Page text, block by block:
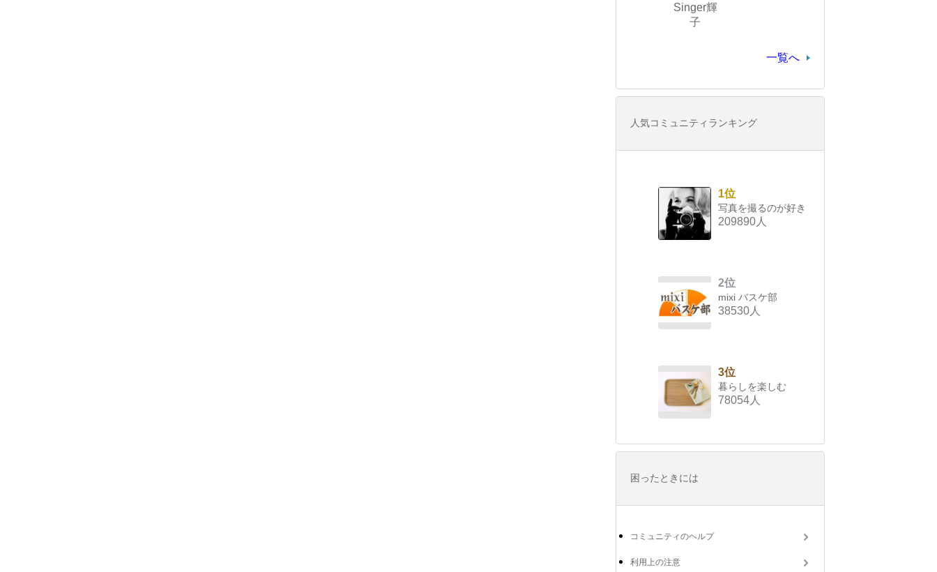
Singer輝
子
一覧へ
人気コミュニティランキング
1位
写真を撮るのが好き
209890人
2位
mixi バスケ部
38530人
3位
暮らしを楽しむ
78054人
困ったときには
コミュニティのヘルプ
利用上の注意